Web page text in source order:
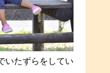
いたずらをしてい